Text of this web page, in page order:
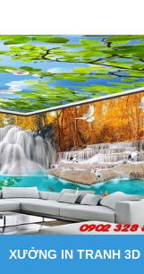
XƯỞNG IN TRANH 3D